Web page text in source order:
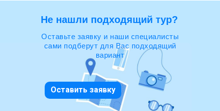
Оставьте заявку и наши специалисты
сами подберут для Вас подходящий
вариант
Не нашли подходящий тур?
Оставить заявку